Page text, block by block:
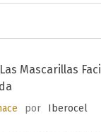
Mascarillas
por Iberocel